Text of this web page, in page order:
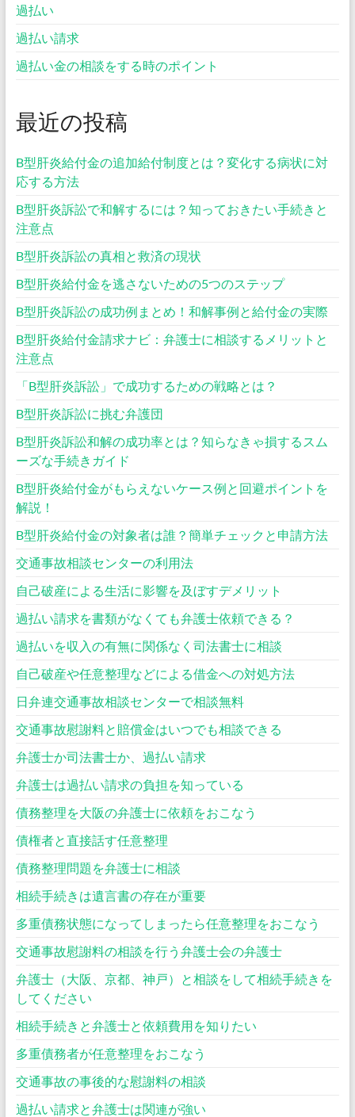
過払い
過払い請求
過払い金の相談をする時のポイント
最近の投稿
B型肝炎給付金の追加給付制度とは？変化する病状に対
応する方法
B型肝炎訴訟で和解するには？知っておきたい手続きと
注意点
B型肝炎訴訟の真相と救済の現状
B型肝炎給付金を逃さないための5つのステップ
B型肝炎訴訟の成功例まとめ！和解事例と給付金の実際
B型肝炎給付金請求ナビ：弁護士に相談するメリットと
注意点
「B型肝炎訴訟」で成功するための戦略とは？
B型肝炎訴訟に挑む弁護団
B型肝炎訴訟和解の成功率とは？知らなきゃ損するスム
ーズな手続きガイド
B型肝炎給付金がもらえないケース例と回避ポイントを
解説！
B型肝炎給付金の対象者は誰？簡単チェックと申請方法
交通事故相談センターの利用法
自己破産による生活に影響を及ぼすデメリット
過払い請求を書類がなくても弁護士依頼できる？
過払いを収入の有無に関係なく司法書士に相談
自己破産や任意整理などによる借金への対処方法
日弁連交通事故相談センターで相談無料
交通事故慰謝料と賠償金はいつでも相談できる
弁護士か司法書士か、過払い請求
弁護士は過払い請求の負担を知っている
債務整理を大阪の弁護士に依頼をおこなう
債権者と直接話す任意整理
債務整理問題を弁護士に相談
相続手続きは遺言書の存在が重要
多重債務状態になってしまったら任意整理をおこなう
交通事故慰謝料の相談を行う弁護士会の弁護士
弁護士（大阪、京都、神戸）と相談をして相続手続きを
してください
相続手続きと弁護士と依頼費用を知りたい
多重債務者が任意整理をおこなう
交通事故の事後的な慰謝料の相談
過払い請求と弁護士は関連が強い